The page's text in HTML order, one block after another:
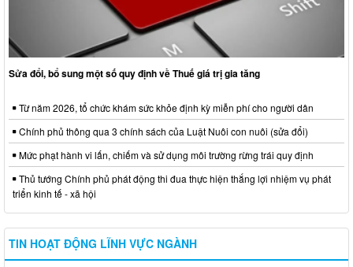
Sửa đổi, bổ sung một số quy định về Thuế giá trị gia tăng
Từ năm 2026, tổ chức khám sức khỏe định kỳ miễn phí cho người dân
Chính phủ thông qua 3 chính sách của Luật Nuôi con nuôi (sửa đổi)
Mức phạt hành vi lấn, chiếm và sử dụng môi trường rừng trái quy định
Thủ tướng Chính phủ phát động thi đua thực hiện thắng lợi nhiệm vụ phát
triển kinh tế - xã hội
TIN HOẠT ĐỘNG LĨNH VỰC NGÀNH